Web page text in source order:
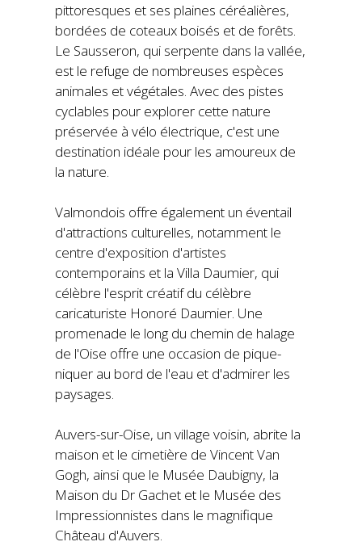
pittoresques et ses plaines céréalières,
bordées de coteaux boisés et de forêts.
Le Sausseron, qui serpente dans la vallée,
est le refuge de nombreuses espèces
animales et végétales. Avec des pistes
cyclables pour explorer cette nature
préservée à vélo électrique, c'est une
destination idéale pour les amoureux de
la nature.
Valmondois offre également un éventail
d'attractions culturelles, notamment le
centre d'exposition d'artistes
contemporains et la Villa Daumier, qui
célèbre l'esprit créatif du célèbre
caricaturiste Honoré Daumier. Une
promenade le long du chemin de halage
de l'Oise offre une occasion de pique-
niquer au bord de l'eau et d'admirer les
paysages.
Auvers-sur-Oise, un village voisin, abrite la
maison et le cimetière de Vincent Van
Gogh, ainsi que le Musée Daubigny, la
Maison du Dr Gachet et le Musée des
Impressionnistes dans le magnifique
Château d'Auvers.